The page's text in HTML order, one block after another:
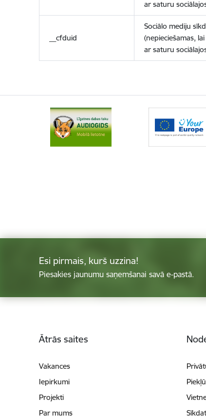
ar saturu
__cfduid
Sociālo mediju
(nepieciešamas,
ar saturu
Esi pirmais, kurš uzzina!
Piesakies jaunumu saņemšanai savā e-pastā.
Ātrās saites
Vakances
Iepirkumi
Projekti
Par mums